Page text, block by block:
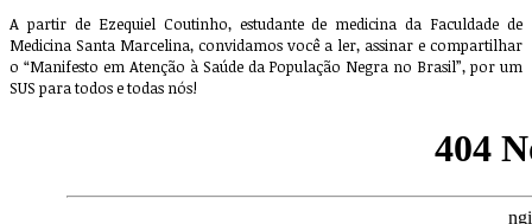
A partir de Ezequiel Coutinho, estudante de medicina da Faculdade de
Medicina Santa Marcelina, convidamos você a ler, assinar e compartilhar
o “Manifesto em Atenção à Saúde da População Negra no Brasil”, por um
SUS para todos e todas nós!